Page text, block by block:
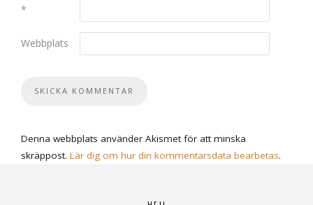
*
Webbplats
Denna webbplats använder Akismet för att minska
skräppost. Lär dig om hur din kommentarsdata bearbetas.